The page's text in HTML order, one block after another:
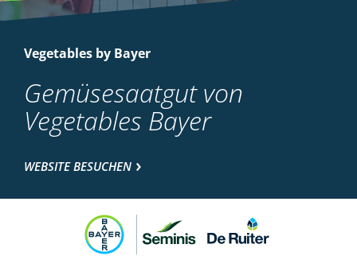
Vegetables by Bayer
Gemüsesaatgut von
Vegetables Bayer
WEBSITE BESUCHEN